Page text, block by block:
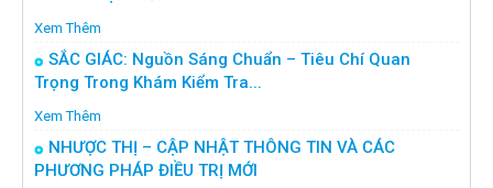
Xem Thêm
SẮC GIÁC: Nguồn Sáng Chuẩn – Tiêu Chí Quan
Trọng Trong Khám Kiểm Tra...
Xem Thêm
NHƯỢC THỊ – CẬP NHẬT THÔNG TIN VÀ CÁC
PHƯƠNG PHÁP ĐIỀU TRỊ MỚI